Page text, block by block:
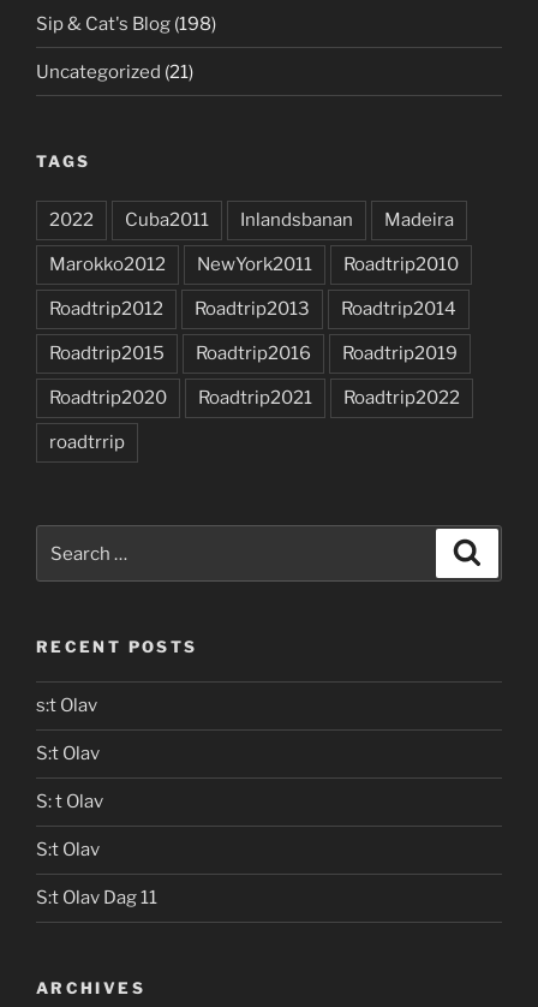
Sip & Cat's Blog (198)
Uncategorized (21)
TAGS
2022 Cuba2011 Inlandsbanan Madeira
Marokko2012 NewYork2011 Roadtrip2010
Roadtrip2012 Roadtrip2013 Roadtrip2014
Roadtrip2015 Roadtrip2016 Roadtrip2019
Roadtrip2020 Roadtrip2021 Roadtrip2022
roadtrrip
for:
RECENT POSTS
s:t Olav
S:t Olav
S: t Olav
S:t Olav
S:t Olav Dag 11
ARCHIVES